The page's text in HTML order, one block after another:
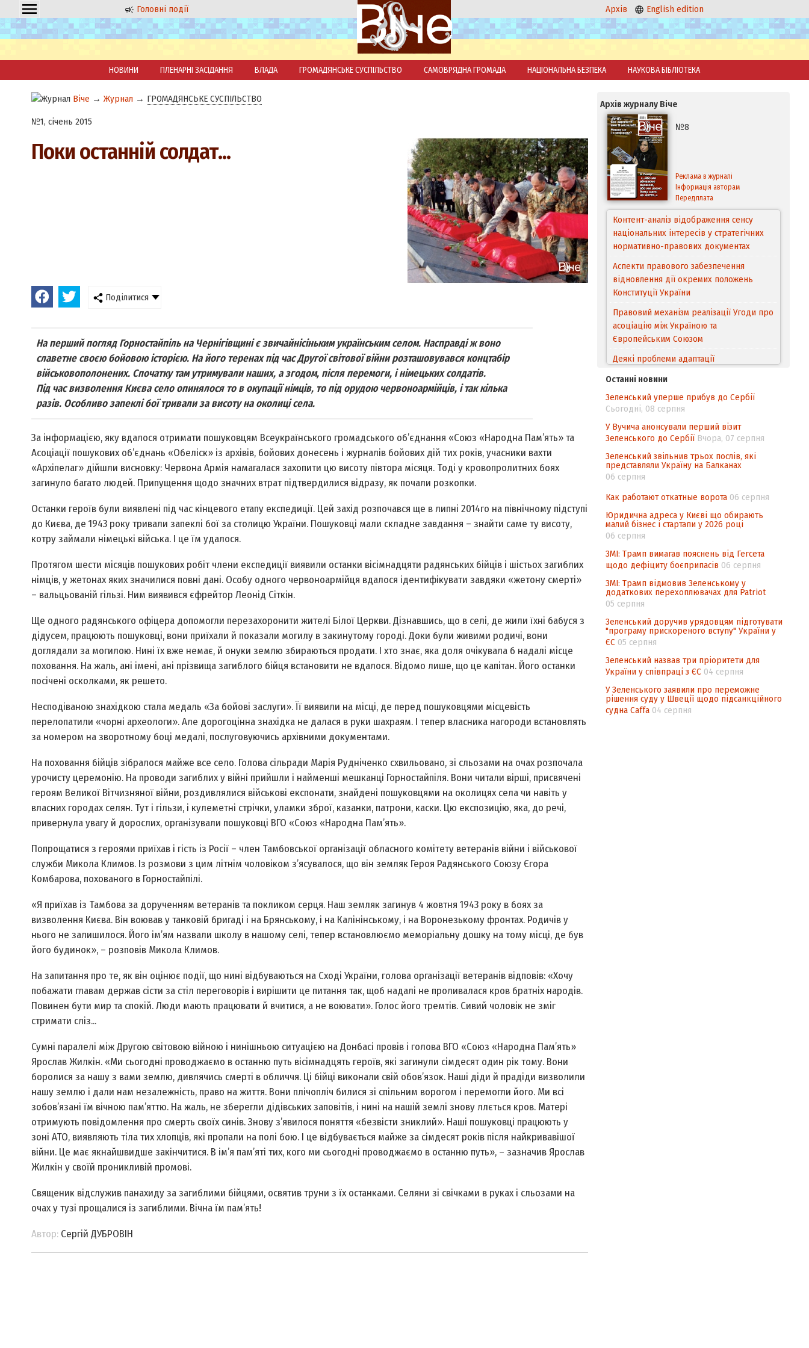
Головні події Архів English edition
НОВИНИ ПЛЕНАРНІ ЗАСІДАННЯ ВЛАДА ГРОМАДЯНСЬКЕ СУСПІЛЬСТВО САМОВРЯДНА ГРОМАДА НАЦІОНАЛЬНА БЕЗПЕКА НАУКОВА БІБЛІОТЕКА
Віче → Журнал → ГРОМАДЯНСЬКЕ СУСПІЛЬСТВО
№1, січень 2015
Поки останній солдат...
Поділитися
На перший погляд Горностайпіль на Чернігівщині є звичайнісіньким українським селом. Насправді ж воно
славетне своєю бойовою історією. На його теренах під час Другої світової війни розташовувався концтабір
військовополонених. Спочатку там утримували наших, а згодом, після перемоги, і німецьких солдатів.
Під час визволення Києва село опинялося то в окупації німців, то під орудою червоноармійців, і так кілька
разів. Особливо запеклі бої тривали за висоту на околиці села.
За інформацією, яку вдалося отримати пошуковцям Всеукраїнського громадського об’єднання «Союз «Народна Пам’ять» та
Асоціації пошукових об’єднань «Обеліск» із архівів, бойових донесень і журналів бойових дій тих років, учасники вахти
«Архіпелаг» дійшли вис­новку: Червона Армія намагалася захопити цю висоту півтора місяця. Тоді у кровопролитних боях
загинуло багато людей. Припущення щодо значних втрат підтвердилися відразу, як почали розкопки.
Останки героїв були виявлені під час кінцевого етапу експедиції. Цей захід розпочався ще в липні 2014­го на північному підступі
до Києва, де 1943 року тривали запек­лі бої за столицю України. Пошуковці мали складне завдання – знайти саме ту висоту,
котру займали німецькі війська. І це їм удалося.
Протягом шести місяців пошукових робіт члени експедиції виявили останки вісімнадцяти радянських бійців і шістьох загиблих
німців, у жетонах яких значилися повні дані. Особу одного червоноармійця вдалося ідентифікувати завдяки «жетону смерті»
– вальцьованій гільзі. Ним виявився єфрейтор Леонід Сіткін.
Ще одного радянського офіцера допомогли перезахоронити жителі Білої Церкви. Дізнавшись, що в селі, де жили їхні бабуся з
дідусем, працюють пошуковці, вони приїхали й показали могилу в закинутому городі. Доки були живими родичі, вони
доглядали за могилою. Нині їх вже немає, й онуки землю збираються продати. І хто знає, яка доля очікувала б надалі місце
поховання. На жаль, ані імені, ані прізвища загиблого бійця встановити не вдалося. Відомо лише, що це капітан. Його останки
посічені осколками, як решето.
Несподіваною знахідкою стала медаль «За бойові заслуги». Її виявили на місці, де перед пошуковцями місцевість
перелопатили «чорні археологи». Але дорогоцінна знахідка не далася в руки шахраям. І тепер власника нагороди встановлять
за номером на зворотному боці медалі, послуговуючись архівними документами.
На поховання бійців зібралося майже все село. Голова сільради Марія Рудніченко схвильовано, зі сльозами на очах розпочала
урочисту церемонію. На проводи загиблих у війні прийшли і найменші мешканці Горностайпіля. Вони читали вірші, присвячені
героям Великої Вітчизняної війни, роздивлялися військові експонати, знайдені пошуковцями на околицях села чи навіть у
власних городах селян. Тут і гільзи, і кулеметні стрічки, уламки зброї, казанки, патрони, каски. Цю експозицію, яка, до речі,
привернула увагу й дорослих, організували пошуковці ВГО «Союз «Народна Пам’ять».
Попрощатися з героями приїхав і гість із Росії – член Тамбовської організації обласного комітету ветеранів війни і військової
служби Микола Климов. Із розмови з цим літнім чоловіком з’ясувалося, що він земляк Героя Радянського Союзу Єгора
Комбарова, похованого в Горностайпілі.
«Я приїхав із Тамбова за дорученням ветеранів та покликом серця. Наш земляк загинув 4 жовтня 1943 року в боях за
визволення Києва. Він воював у танковій бригаді і на Брянському, і на Калінінському, і на Воронезькому фронтах. Родичів у
нього не залишилося. Його ім’ям назвали школу в нашому селі, тепер встановлюємо меморіальну дошку на тому місці, де був
його будинок», – розповів Микола Климов.
На запитання про те, як він оцінює події, що нині відбуваються на Сході України, голова організації ветеранів відповів: «Хочу
побажати главам держав сісти за стіл переговорів і вирішити це питання так, щоб надалі не проливалася кров братніх народів.
Повинен бути мир та спокій. Люди мають працювати й вчитися, а не воювати». Голос його тремтів. Сивий чоловік не зміг
стримати сліз...
Сумні паралелі між Другою світовою війною і нинішньою ситуацією на Донбасі провів і голова ВГО «Союз «Народна Пам’ять»
Ярослав Жилкін. «Ми сьогодні проводжаємо в останню путь вісімнадцять героїв, які загинули сімдесят один рік тому. Вони
боролися за нашу з вами землю, дивлячись смерті в обличчя. Ці бійці виконали свій обов’язок. Наші діди й прадіди визволили
нашу землю і дали нам незалежність, право на життя. Вони пліч­о­пліч билися зі спільним ворогом і перемогли його. Ми всі
зобов’язані їм вічною пам’яттю. На жаль, не зберегли дідівських заповітів, і нині на нашій землі знову ллється кров. Матері
отримують повідомлення про смерть своїх синів. Знову з’явилося поняття «безвісти зник­лий». Наші пошуковці працюють у
зоні АТО, виявляють тіла тих хлопців, які пропали на полі бою. І це відбувається майже за сімдесят років після найкривавішої
війни. Це має якнайшвидше закінчитися. В ім’я пам’яті тих, кого ми сьогодні проводжаємо в останню путь», – зазначив Ярослав
Жилкін у своїй проникливій промові.
Священик відслужив панахиду за загиблими бійцями, освятив труни з їх останками. Селяни зі свічками в руках і сльозами на
очах у тузі прощалися із загиблими. Вічна їм пам’ять!
Автор:Сергій ДУБРОВІН
Архів журналу Віче
№8
Реклама в журналі
Інформація авторам
Передплата
Контент-аналіз відображення сенсу
національних інтересів у стратегічних
нормативно-правових документах
Аспекти правового забезпечення
відновлення дії окремих положень
Конституції України
Правовий механізм реалізації Угоди про
асоціацію між Україною та
Європейським Cоюзом
Деякі проблеми адаптації
походження товарів відповідно до
Угоди про торговельні аспекти прав
інтелектуальної власності (TRIPS) у
контексті євроінтеграції
Аналіз виборчого законодавства щодо
невизначеності механізму повторного
підрахунку голосів виборців
Інформаційна безпека суспільства
Останні новини
Зеленський уперше прибув до Сербії
Сьогодні, 08 серпня
У Вучича анонсували перший візит
Зеленського до Сербії Вчора, 07 серпня
Зеленський звільнив трьох послів, які
представляли Україну на Балканах
06 серпня
Как работают откатные ворота 06 серпня
Юридична адреса у Києві що обирають
малий бізнес і стартапи у 2026 році
06 серпня
ЗМІ: Трамп вимагав пояснень від Гегсета
щодо дефіциту боєприпасів 06 серпня
ЗМІ: Трамп відмовив Зеленському у
додаткових перехоплювачах для Patriot
05 серпня
Зеленський доручив урядовцям підготувати
"програму прискореного вступу" України у
ЄС 05 серпня
Зеленський назвав три пріоритети для
України у співпраці з ЄС 04 серпня
У Зеленського заявили про переможне
рішення суду у Швеції щодо підсанкційного
судна Caffa 04 серпня